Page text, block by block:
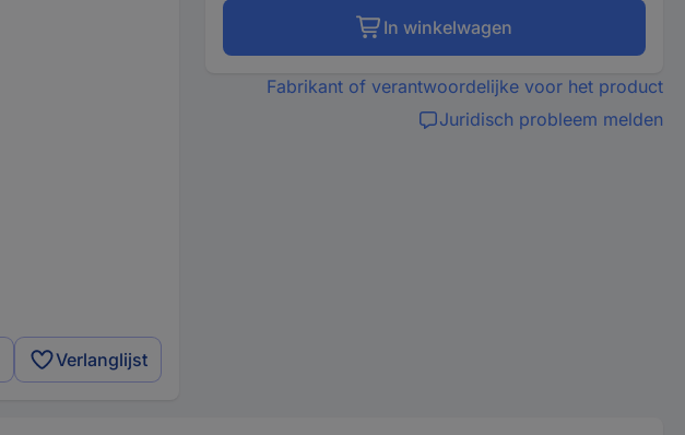
Verlanglijst
In winkelwagen
Fabrikant of verantwoordelijke voor het product
Juridisch probleem melden